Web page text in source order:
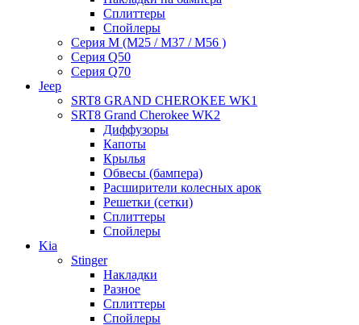
Сплиттеры
Спойлеры
Серия M (M25 / M37 / M56 )
Серия Q50
Серия Q70
Jeep
SRT8 GRAND CHEROKEE WK1
SRT8 Grand Cherokee WK2
Диффузоры
Капоты
Крылья
Обвесы (бампера)
Расширители колесных арок
Решетки (сетки)
Сплиттеры
Спойлеры
Kia
Stinger
Накладки
Разное
Сплиттеры
Спойлеры